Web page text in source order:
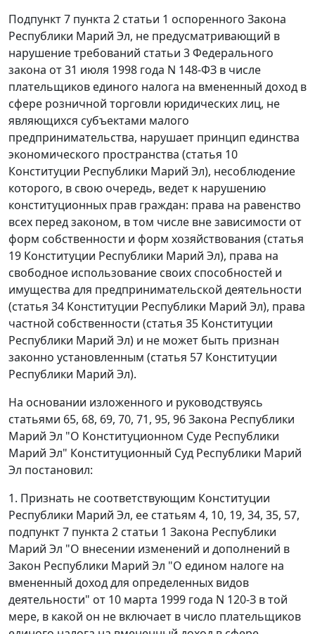
Подпункт 7 пункта 2 статьи 1 оспоренного Закона
Республики Марий Эл, не предусматривающий в
нарушение требований статьи 3Федерального
закона от 31 июля 1998 года N 148-ФЗ в числе
плательщиков единого налога на вмененный доход в
сфере розничной торговли юридических лиц, не
являющихся субъектами малого
предпринимательства, нарушает принцип единства
экономического пространства (статья 10
Конституции Республики Марий Эл), несоблюдение
которого, в свою очередь, ведет к нарушению
конституционных прав граждан: права на равенство
всех перед законом, в том числе вне зависимости от
форм собственности и форм хозяйствования (статья
19 Конституции Республики Марий Эл), права на
свободное использование своих способностей и
имущества для предпринимательской деятельности
(статья 34 Конституции Республики Марий Эл), права
частной собственности (статья 35 Конституции
Республики Марий Эл) и не может быть признан
законно установленным (статья 57 Конституции
Республики Марий Эл).
На основании изложенного и руководствуясь
статьями 65, 68, 69, 70, 71, 95, 96Закона Республики
Марий Эл "О Конституционном Суде Республики
Марий Эл" Конституционный Суд Республики Марий
Эл постановил:
1. Признать не соответствующим Конституции
Республики Марий Эл, ее статьям 4, 10, 19, 34, 35, 57,
подпункт 7 пункта 2 статьи 1 Закона Республики
Марий Эл "О внесении изменений и дополнений в
Закон Республики Марий Эл "О едином налоге на
вмененный доход для определенных видов
деятельности" от 10 марта 1999 года N 120-З в той
мере, в какой он не включает в число плательщиков